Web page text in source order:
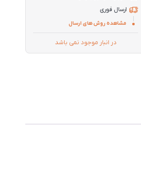
ارسال فوری
مشاهده روش های ارسال
در انبار موجود نمی باشد